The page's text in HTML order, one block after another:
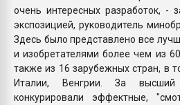
очень интересных разработок, -
экспозицией, руководитель
Здесь было представлено все
и изобретателями более чем из
также из 16 зарубежных стран, в
Италии, Венгрии. За
конкурировали эффектные,